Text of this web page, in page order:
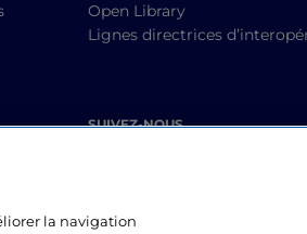
Open Library
Lignes directrices
SUIVEZ-NOUS
la navigation